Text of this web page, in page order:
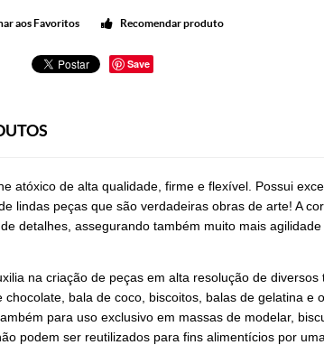
aos Favoritos Recomendar produto
Save
atóxico de alta qualidade, firme e flexível. Possui
lindas peças que são verdadeiras obras de arte! A
detalhes, assegurando também muito mais
na criação de peças em alta resolução de
bala de coco, biscoitos, balas de gelatina
para uso exclusivo em massas de modelar,
podem ser reutilizados para fins alimentícios por